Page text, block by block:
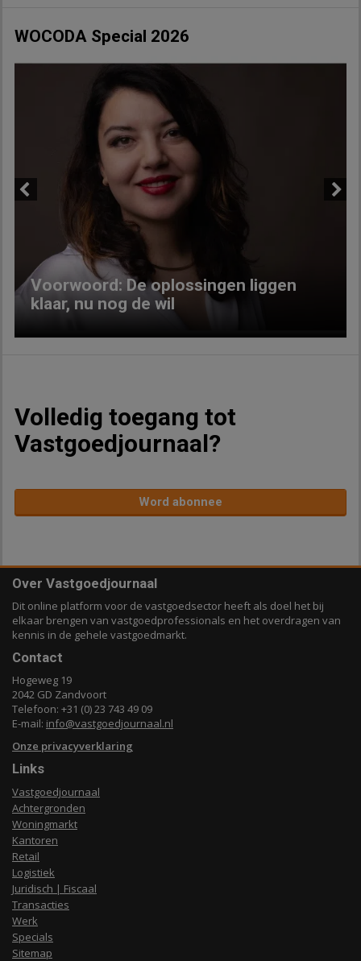
WOCODA Special 2026
Voorwoord: De oplossingen liggen
klaar, nu nog de wil
Volledig toegang tot
Vastgoedjournaal?
Word abonnee
Over Vastgoedjournaal
Dit online platform voor de vastgoedsector heeft als doel het bij
elkaar brengen van vastgoedprofessionals en het overdragen van
kennis in de gehele vastgoedmarkt.
Contact
Hogeweg 19
2042 GD Zandvoort
Telefoon: +31 (0) 23 743 49 09
E-mail: info@vastgoedjournaal.nl
Onze privacyverklaring
Links
Vastgoedjournaal
Achtergronden
Woningmarkt
Kantoren
Retail
Logistiek
Juridisch | Fiscaal
Transacties
Werk
Specials
Sitemap